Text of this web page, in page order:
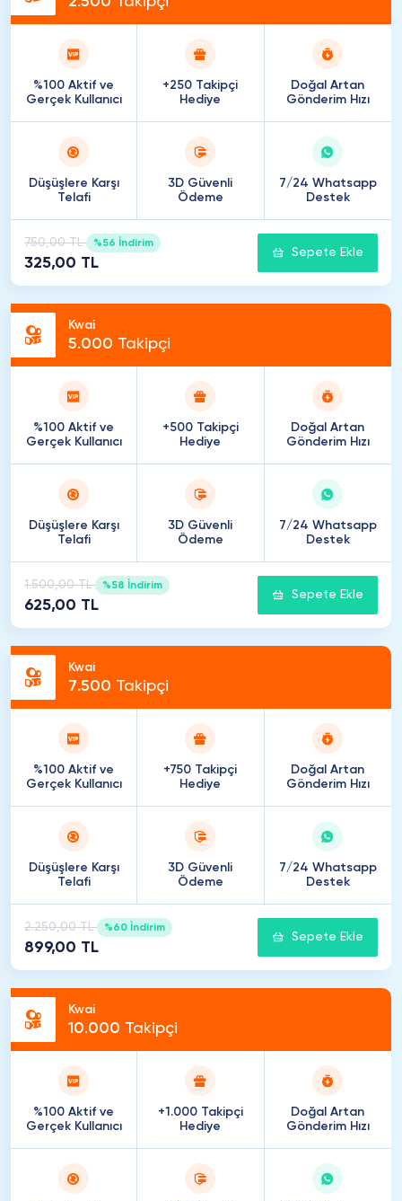
%100 Aktif ve
Gerçek Kullanıcı
+250 Takipçi
Hediye
Doğal Artan
Gönderim Hızı
Düşüşlere Karşı
Telafi
3D Güvenli
Ödeme
7/24 Whatsapp
Destek
750,00 TL %56 İndirim
325,00 TL
Sepete Ekle
Kwai
5.000 Takipçi
%100 Aktif ve
Gerçek Kullanıcı
+500 Takipçi
Hediye
Doğal Artan
Gönderim Hızı
Düşüşlere Karşı
Telafi
3D Güvenli
Ödeme
7/24 Whatsapp
Destek
1.500,00 TL %58 İndirim
625,00 TL
Sepete Ekle
Kwai
7.500 Takipçi
%100 Aktif ve
Gerçek Kullanıcı
+750 Takipçi
Hediye
Doğal Artan
Gönderim Hızı
Düşüşlere Karşı
Telafi
3D Güvenli
Ödeme
7/24 Whatsapp
Destek
2.250,00 TL %60 İndirim
899,00 TL
Sepete Ekle
Kwai
10.000 Takipçi
%100 Aktif ve
Gerçek Kullanıcı
+1.000 Takipçi
Hediye
Doğal Artan
Gönderim Hızı